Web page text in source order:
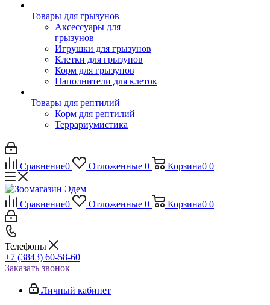
Товары для грызунов
Аксессуары для
грызунов
Игрушки для грызунов
Клетки для грызунов
Корм для грызунов
Наполнители для клеток
Товары для рептилий
Корм для рептилий
Террариумистика
Сравнение0 Отложенные 0 Корзина0 0
Сравнение0 Отложенные 0 Корзина0 0
Телефоны
+7 (3843) 60-58-60
Заказать звонок
Личный кабинет